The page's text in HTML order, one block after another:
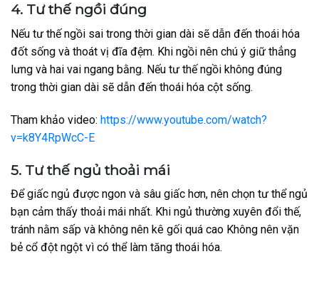
4. Tư thế ngồi đúng
Nếu tư thế ngồi sai trong thời gian dài sẽ dẫn đến thoái hóa
đốt sống và thoát vị đĩa đệm. Khi ngồi nên chú ý giữ thẳng
lưng và hai vai ngang bằng. Nếu tư thế ngồi không đúng
trong thời gian dài sẽ dẫn đến thoái hóa cột sống.
Tham khảo video: https://www.youtube.com/watch?
v=k8Y4RpWcC-E
5. Tư thế ngủ thoải mái
Để giấc ngủ được ngon và sâu giấc hơn, nên chọn tư thể ngủ
bạn cảm thấy thoải mái nhất. Khi ngủ thường xuyên đổi thế,
tránh nằm sấp và không nên kê gối quá cao Không nên vặn
bẻ cổ đột ngột vì có thể làm tăng thoái hóa.